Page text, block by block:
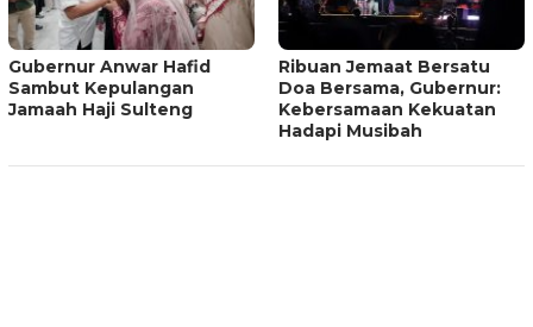
Gubernur Anwar Hafid
Sambut Kepulangan
Jamaah Haji Sulteng
Ribuan Jemaat Bersatu
Doa Bersama, Gubernur:
Kebersamaan Kekuatan
Hadapi Musibah